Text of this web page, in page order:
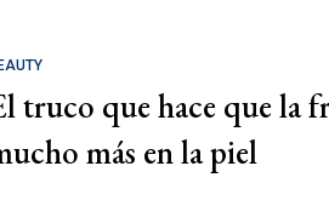
truco que hace que la
más en la piel